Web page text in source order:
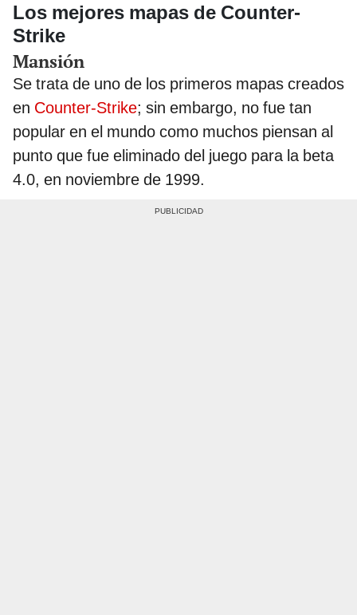
Los mejores mapas de Counter-
Strike
Mansión
Se trata de uno de los primeros mapas creados
en Counter-Strike; sin embargo, no fue tan
popular en el mundo como muchos piensan al
punto que fue eliminado del juego para la beta
4.0, en noviembre de 1999.